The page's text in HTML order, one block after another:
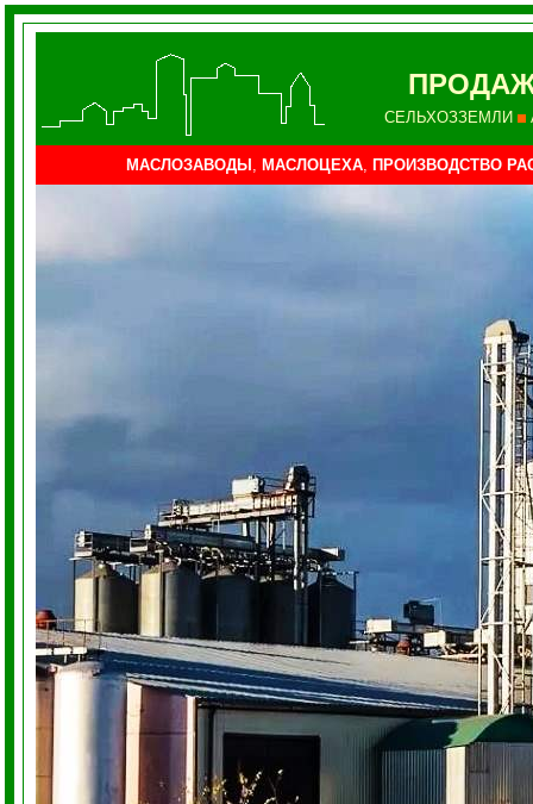
СЕЛЬХОЗЗЕМЛИ
МАСЛОЗАВОДЫ , МАСЛОЦЕХА, ПРОИЗВОДСТВО